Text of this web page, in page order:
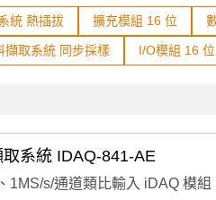
統 熱插拔 擴充模組 16 位
擷取系統 同步採樣 I/O模組 16 位
系統 IDAQ-841-AE
1MS/s/通道類比輸入 iDAQ 模組